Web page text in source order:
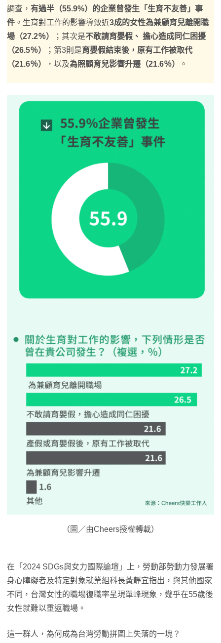
調查， 有過半（55.9%）的企業曾發生「生育不友善」事
件 。生育對工作的影響導致近3成的女性為兼顧育兒離開職
場（27.2％）
；其次是不敢請育嬰假、 擔心造成同仁困擾
（26.5％）
；第3則是育嬰假結束後，原有工作被取代
（21.6％）
，以及為照顧育兒影響升遷（21.6％） 。
（圖／由Cheers授權轉載）
在「2024 SDGs與女力國際論壇」上，勞動部勞動力發展署
身心障礙者及特定對象就業組科長黃靜宜指出，與其他國家
不同，台灣女性的職場復職率呈現單峰現象，幾乎在55歲後
女性就難以重返職場。
這一群人，為何成為台灣勞動拼圖上失落的一塊？